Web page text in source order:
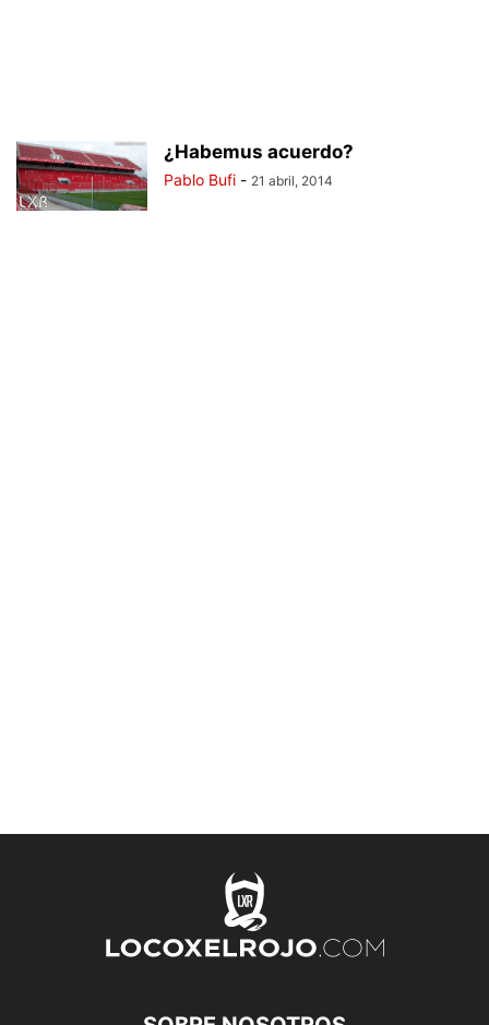
¿Habemus acuerdo?
Pablo Bufi - 21 abril, 2014